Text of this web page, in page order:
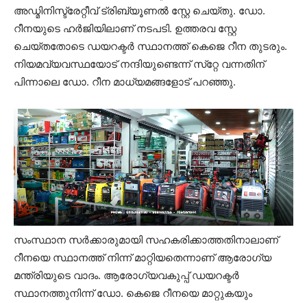
അഡ്മിനിസ്ട്രേറ്റീവ് ട്രിബ്യൂണല്‍ സ്റ്റേ ചെയ്തു. ഡോ.
റീനയുടെ ഹര്‍ജിയിലാണ് നടപടി. ഉത്തരവ സ്റ്റേ
ചെയ്തതോടെ ഡയറക്ടര്‍ സ്ഥാനത്ത് കെജെ റീന തുടരും.
നിയമവ്യവസ്ഥയോട് നന്ദിയുണ്ടെന്ന് സ്‌റ്റേ വന്നതിന്
പിന്നാലെ ഡോ. റീന മാധ്യമങ്ങളോട് പറഞ്ഞു.
സംസ്ഥാന സര്‍ക്കാരുമായി സഹകരിക്കാത്തതിനാലാണ്
റീനയെ സ്ഥാനത്ത് നിന്ന് മാറ്റിയതെന്നാണ് ആരോഗ്യ
മന്ത്രിയുടെ വാദം. ആരോഗ്യവകുപ്പ് ഡയറക്ടര്‍
സ്ഥാനത്തുനിന്ന് ഡോ. കെജെ റീനയെ മാറ്റുകയും